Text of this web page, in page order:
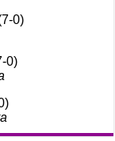
0)
0)